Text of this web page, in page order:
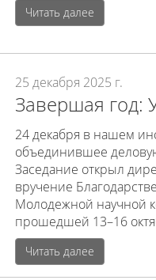
Читать далее
25 декабря 2025 г.
Завершая год:
24 декабря в нашем
объединившее
Заседание открыл
вручение
Молодежной научной
прошедшей 13–16
Читать далее